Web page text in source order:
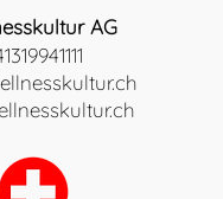
AG